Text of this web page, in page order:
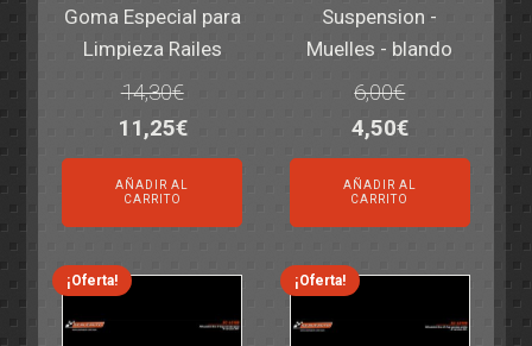
Goma Especial para
Limpieza Railes
14,30€
El
precio
original
era:
14,30€.
11,25€El
precio
actual
es:
11,25€.
AÑADIR AL
CARRITO
Suspension -
Muelles - blando
6,00€
El
precio
original
era:
6,00€.
4,50€El
precio
actual
es:
4,50€.
AÑADIR AL
CARRITO
¡Oferta! ¡Oferta!